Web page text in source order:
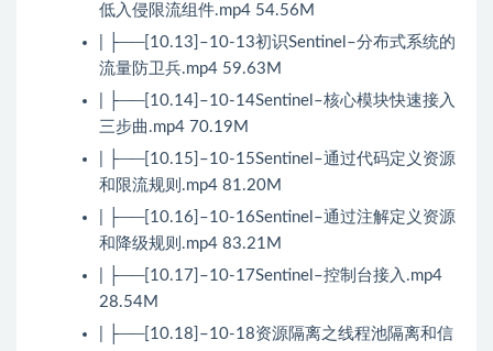
低入侵限流组件.mp4 54.56M
| ├──[10.13]–10-13初识Sentinel–分布式系统的
流量防卫兵.mp4 59.63M
| ├──[10.14]–10-14Sentinel–核心模块快速接入
三步曲.mp4 70.19M
| ├──[10.15]–10-15Sentinel–通过代码定义资源
和限流规则.mp4 81.20M
| ├──[10.16]–10-16Sentinel–通过注解定义资源
和降级规则.mp4 83.21M
| ├──[10.17]–10-17Sentinel–控制台接入.mp4
28.54M
| ├──[10.18]–10-18资源隔离之线程池隔离和信